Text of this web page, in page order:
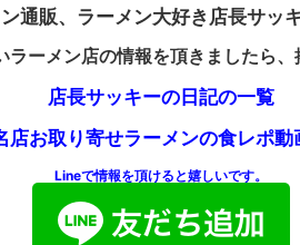
通販、ラーメン大好き店長サッ
ラーメン店の情報を頂きましたら、
店長サッキーの日記の一覧
店お取り寄せラーメンの食レポ動
Lineで情報を頂けると嬉しいです。